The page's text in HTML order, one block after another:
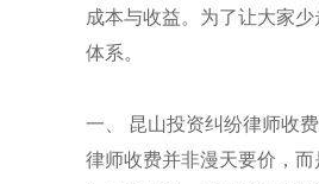
成本与收益。为了让大家
体系。
一、 昆山投资纠纷律师收
律师收费并非漫天要价，